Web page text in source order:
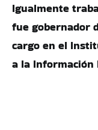
Igualmente
fue gobernador
cargo en el
a la Información